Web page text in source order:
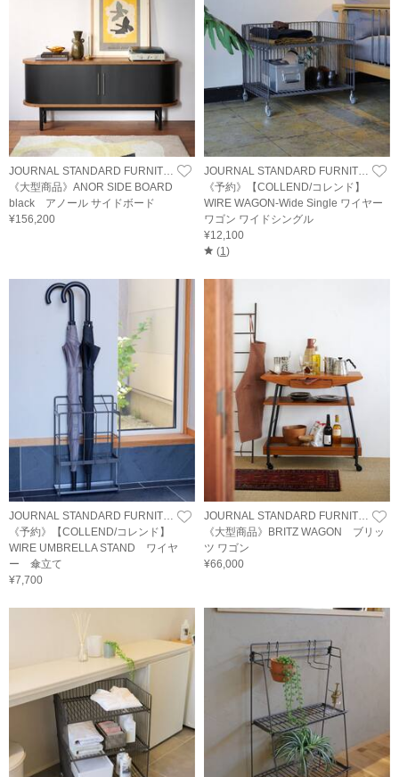
《大型商品》ANOR SIDE BOARD
black アノール サイドボード
¥156,200
《予約》【COLLEND/コレンド】
WIRE WAGON-Wide Single ワイヤー
ワゴン ワイドシングル
¥12,100
(1 )
JOURNAL STANDARD FURNITURE
《予約》【COLLEND/コレンド】
WIRE UMBRELLA STAND ワイヤ
ー 傘立て
¥7,700
JOURNAL STANDARD FURNITURE
《大型商品》BRITZ WAGON ブリッ
ツ ワゴン
¥66,000